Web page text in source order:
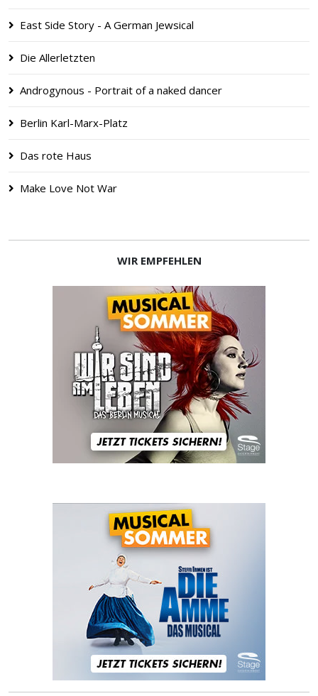
East Side Story - A German Jewsical
Die Allerletzten
Androgynous - Portrait of a naked dancer
Berlin Karl-Marx-Platz
Das rote Haus
Make Love Not War
WIR EMPFEHLEN